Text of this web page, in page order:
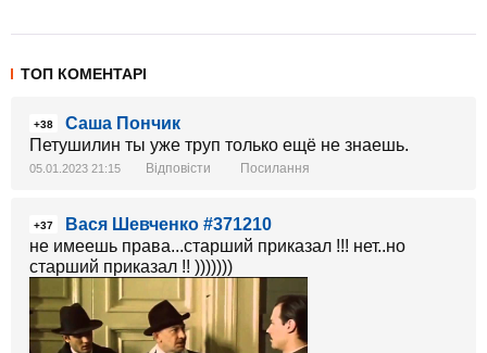
ТОП КОМЕНТАРІ
+38
Саша Пончик
Петушилин ты уже труп только ещё не знаешь.
05.01.2023 21:15 Відповісти Посилання
+37
Вася Шевченко #371210
не имеешь права...старший приказал !!! нет..но
старший приказал !! )))))))